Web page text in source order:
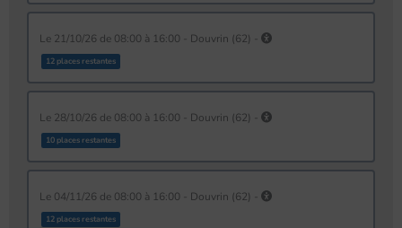
le 21/10/26 de 08:00 à 16:00 - Douvrin (62) -
12 places restantes
le 28/10/26 de 08:00 à 16:00 - Douvrin (62) -
10 places restantes
le 04/11/26 de 08:00 à 16:00 - Douvrin (62) -
12 places restantes